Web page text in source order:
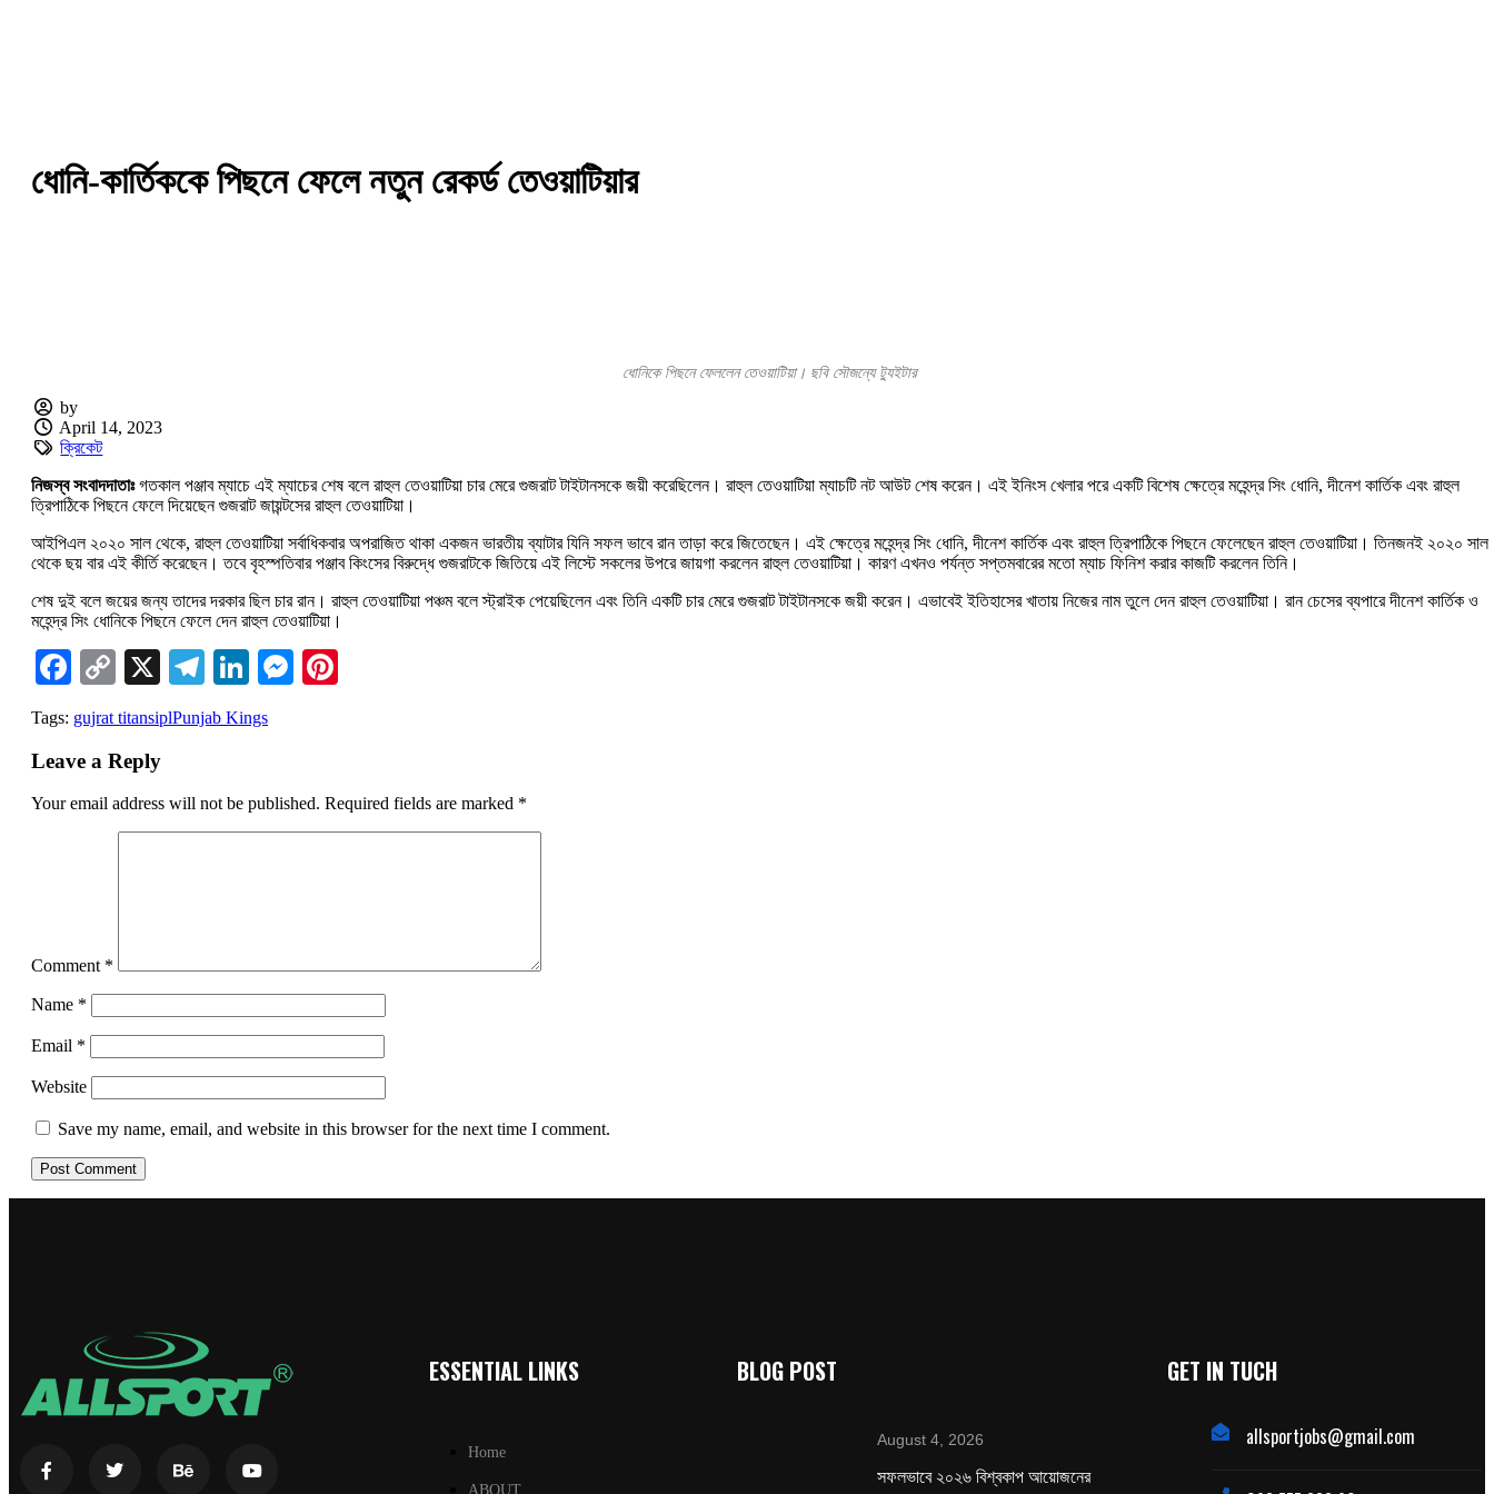
ধোনি-কার্তিককে পিছনে ফেলে নতুন রেকর্ড তেওয়াটিয়ার
ধোনিকে পিছনে ফেললেন তেওয়াটিয়া। ছবি সৌজন্যে ট্যুইটার
by
April 14, 2023
ক্রিকেট
নিজস্ব সংবাদদাতাঃগতকাল পঞ্জাব ম্যাচে এই ম্যাচের শেষ বলে রাহুল তেওয়াটিয়া চার মেরে গুজরাট টাইটানসকে জয়ী করেছিলেন। রাহুল তেওয়াটিয়া ম্যাচটি নট আউট শেষ করেন। এই ইনিংস খেলার পরে একটি বিশেষ ক্ষেত্রে মহেন্দ্র সিং ধোনি, দীনেশ কার্তিক এবং রাহুল
ত্রিপাঠিকে পিছনে ফেলে দিয়েছেন গুজরাট জায়ন্টসের রাহুল তেওয়াটিয়া।
আইপিএল ২০২০ সাল থেকে, রাহুল তেওয়াটিয়া সর্বাধিকবার অপরাজিত থাকা একজন ভারতীয় ব্যাটার যিনি সফল ভাবে রান তাড়া করে জিতেছেন। এই ক্ষেত্রে মহেন্দ্র সিং ধোনি, দীনেশ কার্তিক এবং রাহুল ত্রিপাঠিকে পিছনে ফেলেছেন রাহুল তেওয়াটিয়া। তিনজনই ২০২০ সাল
থেকে ছয় বার এই কীর্তি করেছেন। তবে বৃহস্পতিবার পঞ্জাব কিংসের বিরুদ্ধে গুজরাটকে জিতিয়ে এই লিস্টে সকলের উপরে জায়গা করলেন রাহুল তেওয়াটিয়া। কারণ এখনও পর্যন্ত সপ্তমবারের মতো ম্যাচ ফিনিশ করার কাজটি করলেন তিনি।
শেষ দুই বলে জয়ের জন্য তাদের দরকার ছিল চার রান। রাহুল তেওয়াটিয়া পঞ্চম বলে স্ট্রাইক পেয়েছিলেন এবং তিনি একটি চার মেরে গুজরাট টাইটানসকে জয়ী করেন। এভাবেই ইতিহাসের খাতায় নিজের নাম তুলে দেন রাহুল তেওয়াটিয়া। রান চেসের ব্যপারে দীনেশ কার্তিক ও
মহেন্দ্র সিং ধোনিকে পিছনে ফেলে দেন রাহুল তেওয়াটিয়া।
Facebook
Copy
Link
X Telegram
LinkedIn
Messenger
Tags: gujrat titansiplPunjab Kings
Leave a Reply
Your email address will not be published. Required fields are marked *
Comment *
Name *
Email *
Website
Save my name, email, and website in this browser for the next time I comment.
ESSENTIAL LINKS
Home
ABOUT
BLOG POST
August 4, 2026
সফলভাবে ২০২৬ বিশ্বকাপ আয়োজনের
GET IN TUCH
allsportjobs@gmail.com